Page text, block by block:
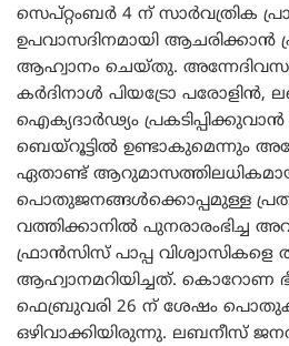
സെപ്റ്റംബർ 4 ന് സാർവത്രിക
ഉപവാസദിനമായി ആചരിക്കാൻ
ആഹ്വാനം ചെയ്തു. അന്നേദിവസം,
കർദിനാൾ പിയട്രോ
ഐക്യദാർഢ്യം പ്രകടിപ്പിക്കുവാൻ
ബെയ്‌റൂട്ടിൽ ഉണ്ടാകുമെന്നും
ഏതാണ്ട്
പൊതുജനങ്ങൾക്കൊപ്പമുള്ള
വത്തിക്കാനിൽ പുനരാരംഭിച്ച
ഫ്രാൻസിസ് പാപ്പ വിശ്വാസികളെ
ആഹ്വാനമറിയിച്ചത്. കൊറോണ
ഫെബ്രുവരി 26 ന് ശേഷം
ഒഴിവാക്കിയിരുന്നു. ലബനീസ്